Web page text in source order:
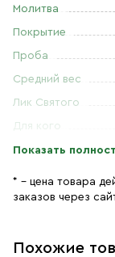
Молитва
Покрытие
Проба
Средний вес
Лик Святого
Для кого
Показать
* – цена товара
заказов через
Похожие